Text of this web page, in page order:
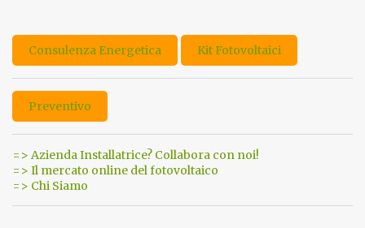
Consulenza Energetica Kit Fotovoltaici
Preventivo
=> Azienda Installatrice? Collabora con noi!
=> Il mercato online del fotovoltaico
=> Chi Siamo